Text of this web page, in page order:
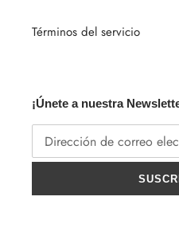
Términos del servicio
¡Únete a nuestra